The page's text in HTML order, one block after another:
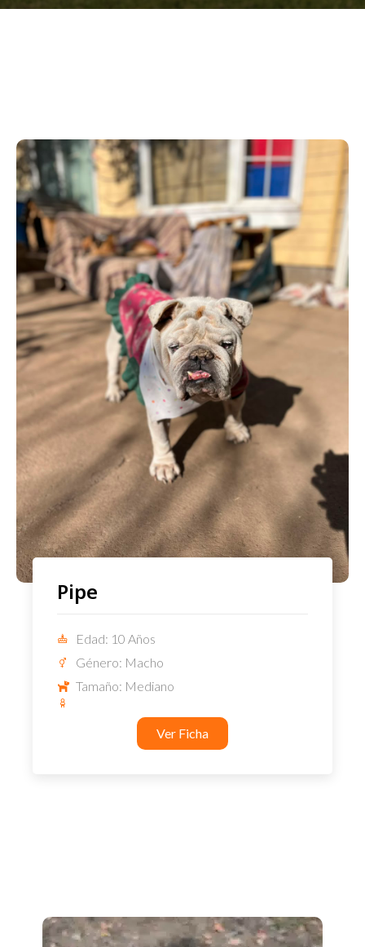
Pipe
Edad: 10 Años
Género: Macho
Tamaño: Mediano
Ver Ficha